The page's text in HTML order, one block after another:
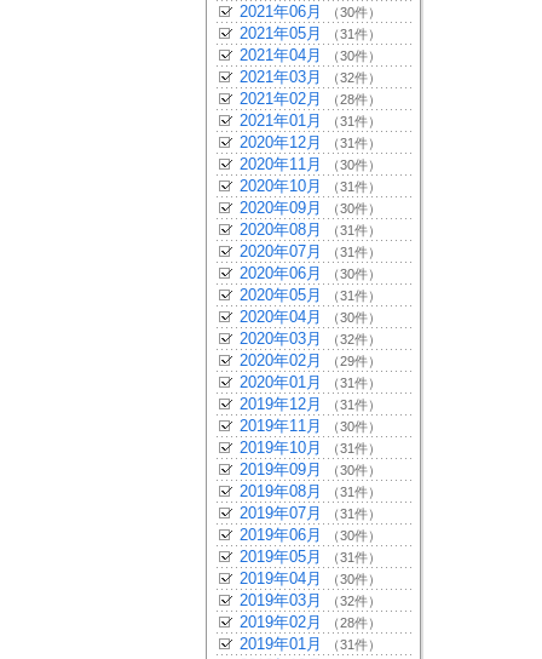
2021年06月 （30件）
2021年05月 （31件）
2021年04月 （30件）
2021年03月 （32件）
2021年02月 （28件）
2021年01月 （31件）
2020年12月 （31件）
2020年11月 （30件）
2020年10月 （31件）
2020年09月 （30件）
2020年08月 （31件）
2020年07月 （31件）
2020年06月 （30件）
2020年05月 （31件）
2020年04月 （30件）
2020年03月 （32件）
2020年02月 （29件）
2020年01月 （31件）
2019年12月 （31件）
2019年11月 （30件）
2019年10月 （31件）
2019年09月 （30件）
2019年08月 （31件）
2019年07月 （31件）
2019年06月 （30件）
2019年05月 （31件）
2019年04月 （30件）
2019年03月 （32件）
2019年02月 （28件）
2019年01月 （31件）